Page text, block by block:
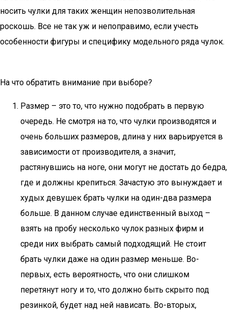
носить чулки для таких женщин непозволительная
роскошь. Все не так уж и непоправимо, если учесть
особенности фигуры и специфику модельного ряда чулок.
На что обратить внимание при выборе?
Размер – это то, что нужно подобрать в первую
очередь. Не смотря на то, что чулки производятся и
очень больших размеров, длина у них варьируется в
зависимости от производителя, а значит,
растянувшись на ноге, они могут не достать до бедра,
где и должны крепиться. Зачастую это вынуждает и
худых девушек брать чулки на один-два размера
больше. В данном случае единственный выход –
взять на пробу несколько чулок разных фирм и
среди них выбрать самый подходящий. Не стоит
брать чулки даже на один размер меньше. Во-
первых, есть вероятность, что они слишком
перетянут ногу и то, что должно быть скрыто под
резинкой, будет над ней нависать. Во-вторых,